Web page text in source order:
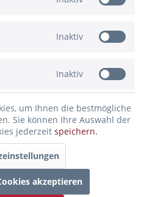
und diskutieren...mehr
sind verfübar......mehr
Inaktiv
Inaktiv
um Ihnen die bestmögliche
Sie können Ihre Auswahl der
jederzeit speichern.
akzeptieren